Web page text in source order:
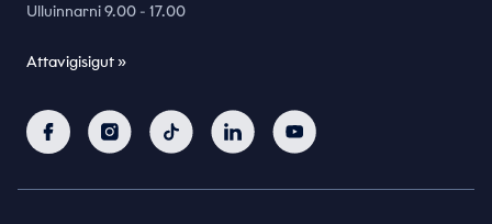
Ulluinnarni 9.00 - 17.00
Attavigisigut »